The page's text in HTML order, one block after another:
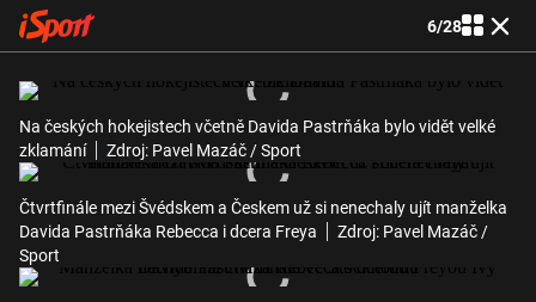
6/28
Na českých hokejistech včetně Davida Pastrňáka bylo vidět velké
zklamání
Zdroj: Pavel Mazáč / Sport
Čtvrtfinále mezi Švédskem a Českem už si nenechaly ujít manželka
Davida Pastrňáka Rebecca i dcera Freya
Zdroj: Pavel Mazáč /
Sport